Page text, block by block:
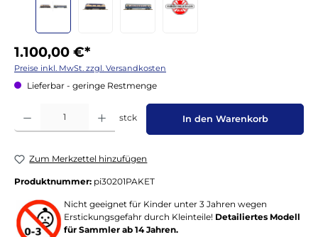
1.100,00 €*
Preise inkl. MwSt. zzgl. Versandkosten
Lieferbar - geringe Restmenge
Produkt Anzahl: Gib den gewünschten Wert ein oder benutze die Schaltflächen um
stck In den Warenkorb
Zum Merkzettel hinzufügen
Produktnummer: pi30201PAKET
Nicht geeignet für Kinder unter 3 Jahren wegen
Erstickungsgefahr durch Kleinteile! Detailiertes Modell
für Sammler ab 14 Jahren.